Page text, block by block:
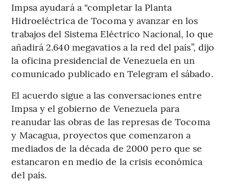
Impsa ayudará a “completar la Planta
Hidroeléctrica de Tocoma y avanzar en los
trabajos del Sistema Eléctrico Nacional, lo que
añadirá 2.640 megavatios a la red del país”, dijo
la oficina presidencial de Venezuela en un
comunicado publicado en Telegram el sábado.
El acuerdo sigue a las conversaciones entre
Impsa y el gobierno de Venezuela para
reanudar las obras de las represas de Tocoma
y Macagua, proyectos que comenzaron a
mediados de la década de 2000 pero que se
estancaron en medio de la crisis económica
del país.